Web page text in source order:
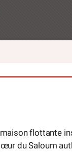
flottante
du Saloum